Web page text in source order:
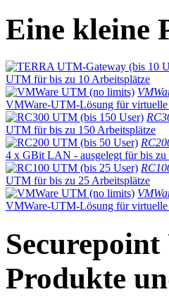
Eine kleine
UTM für bis zu 10 Arbeitsplätze
VMWare-UTM-Lösung für virtuelle
UTM für bis zu 150 Arbeitsplätze
4 x GBit LAN - ausgelegt für bis zu
UTM für bis zu 25 Arbeitsplätze
VMWare-UTM-Lösung für virtuelle
Produkte